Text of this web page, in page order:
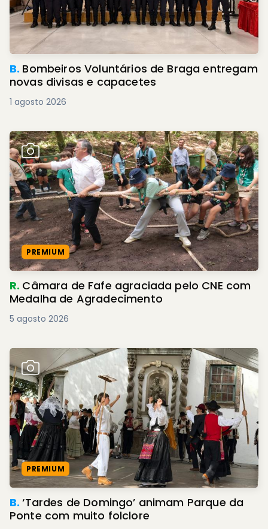
B. Bombeiros Voluntários de Braga entregam
novas divisas e capacetes
1 agosto 2026
PREMIUM
R. Câmara de Fafe agraciada pelo CNE com
Medalha de Agradecimento
5 agosto 2026
PREMIUM
B.‘Tardes de Domingo’ animam Parque da
Ponte com muito folclore